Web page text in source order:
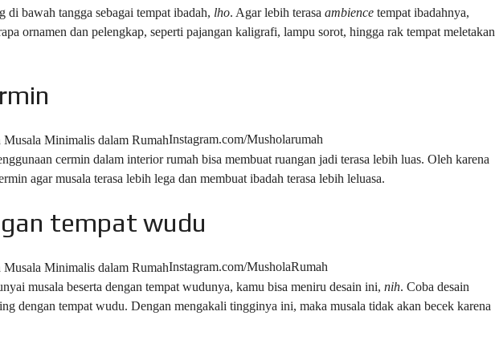
di bawah tangga sebagai tempat ibadah, lho. Agar lebih terasa ambience tempat ibadahnya,
ornamen dan pelengkap, seperti pajangan kaligrafi, lampu sorot, hingga rak tempat meletakan
Instagram.com/Musholarumah
cermin dalam interior rumah bisa membuat ruangan jadi terasa lebih luas. Oleh karena
agar musala terasa lebih lega dan membuat ibadah terasa lebih leluasa.
tempat wudu
Instagram.com/MusholaRumah
musala beserta dengan tempat wudunya, kamu bisa meniru desain ini, nih. Coba desain
dengan tempat wudu. Dengan mengakali tingginya ini, maka musala tidak akan becek karena